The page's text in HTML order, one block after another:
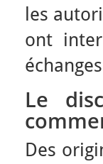
les
ont
Le
Des